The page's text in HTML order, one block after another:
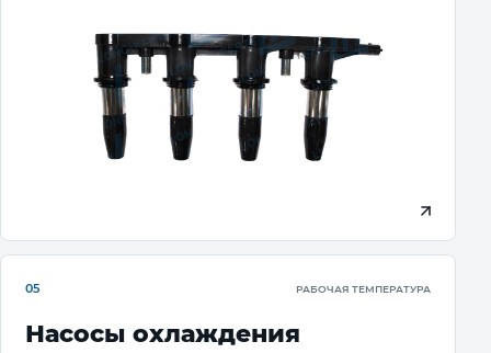
05 РАБОЧАЯ ТЕМПЕРАТУРА
Насосы охлаждения